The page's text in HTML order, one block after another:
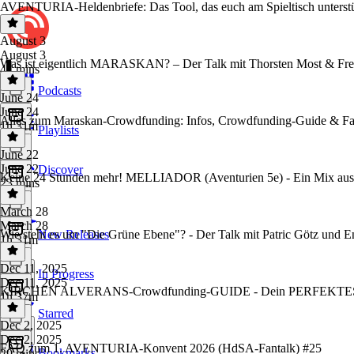
Podcasts
Playlists
Discover
New Releases
In Progress
Starred
AVENTURIA-Heldenbriefe: Das Tool, das euch am Spieltisch
August 3
August 3
41 mins
Was ist eigentlich MARASKAN? – Der Talk mit Thorsten Most &
June 24
June 24
1h 31m
Alles zum Maraskan-Crowdfunding: Infos, Crowdfunding-Guide &
June 22
June 22
23 mins
Keine 24 Stunden mehr! MELLIADOR (Aventurien 5e) - Ein Mix
March 28
March 28
1h 31m
Wie steht es um "Die Grüne Ebene"? - Der Talk mit Patric Götz und
Dec 11, 2025
Dec 11, 2025
1h 37m
KIRCHEN ALVERANS-Crowdfunding-GUIDE - Dein
Dec 2, 2025
Dec 2, 2025
FAQ zum 1. AVENTURIA-Konvent 2026 (HdSA-Fantalk) #25